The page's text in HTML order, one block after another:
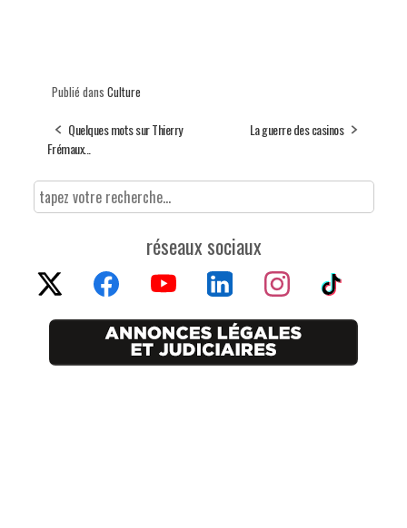
Publié dans Culture
Quelques mots sur Thierry
Frémaux...
La guerre des casinos
réseaux sociaux